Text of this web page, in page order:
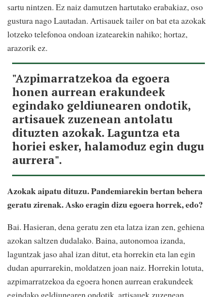
sartu nintzen. Ez naiz damutzen hartutako erabakiaz, oso
gustura nago Lautadan. Artisauek tailer on bat eta azokak
lotzeko telefonoa ondoan izatearekin nahiko; hortaz,
arazorik ez.
"Azpimarratzekoa da egoera
honen aurrean erakundeek
egindako geldiunearen ondotik,
artisauek zuzenean antolatu
dituzten azokak. Laguntza eta
horiei esker, halamoduz egin dugu
aurrera".
Azokak aipatu dituzu. Pandemiarekin bertan behera
geratu zirenak. Asko eragin dizu egoera horrek, edo?
Bai. Hasieran, dena geratu zen eta latza izan zen, gehiena
azokan saltzen dudalako. Baina, autonomoa izanda,
laguntzak jaso ahal izan ditut, eta horrekin eta lan egin
dudan apurrarekin, moldatzen joan naiz. Horrekin lotuta,
azpimarratzekoa da egoera honen aurrean erakundeek
egindako geldiunearen ondotik, artisauek zuzenean